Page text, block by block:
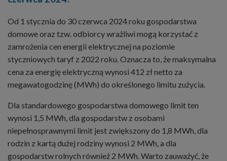
Od 1 stycznia do 30 czerwca 2024 roku gospodarstwa
domowe oraz tzw. odbiorcy wrażliwi mogą korzystać z
zamrożenia cen energii elektrycznej na poziomie
styczniowych taryf z 2022 roku. Oznacza to, że maksymalna
cena za energię elektryczną wynosi 412 zł netto za
megawatogodzinę (MWh) do określonego limitu zużycia.
Dla standardowego gospodarstwa domowego limit ten
wynosi 1,5 MWh, dla gospodarstw z osobami
niepełnosprawnymi limit jest zwiększony do 1,8 MWh, dla
rodzin z kartą dużej rodziny wynosi 2 MWh, a dla
gospodarstw rolnych również 2 MWh. Warto zauważyć, że